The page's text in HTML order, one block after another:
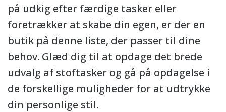
på udkig efter færdige tasker eller
foretrækker at skabe din egen, er der en
butik på denne liste, der passer til dine
behov. Glæd dig til at opdage det brede
udvalg af stoftasker og gå på opdagelse i
de forskellige muligheder for at udtrykke
din personlige stil.